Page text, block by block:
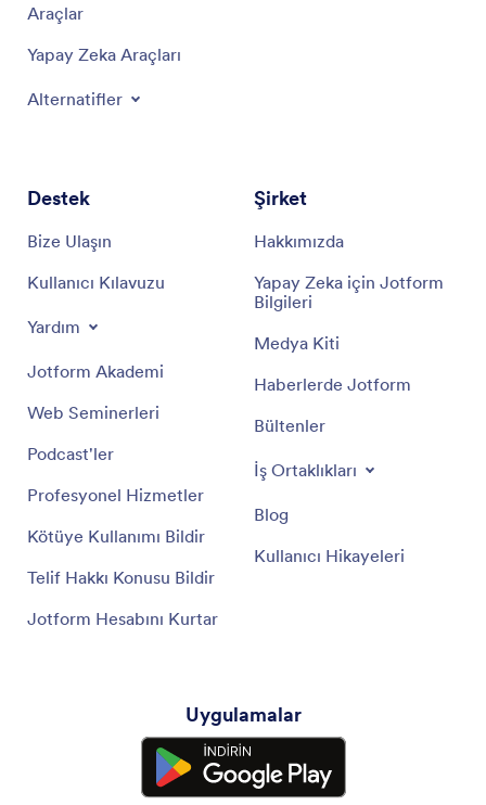
Araçlar
Yapay Zeka Araçları
Alternatifler
Destek
Bize Ulaşın
Kullanıcı Kılavuzu
Yardım
Jotform Akademi
Web Seminerleri
Podcast'ler
Profesyonel Hizmetler
Kötüye Kullanımı Bildir
Telif Hakkı Konusu Bildir
Jotform Hesabını Kurtar
Şirket
Hakkımızda
Yapay Zeka için Jotform
Bilgileri
Medya Kiti
Haberlerde Jotform
Bültenler
İş Ortaklıkları
Blog
Kullanıcı Hikayeleri
Uygulamalar